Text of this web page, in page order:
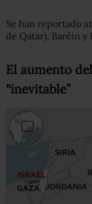
Se han reportado
de Qatar), Baréin y
El aumento
“inevitable”